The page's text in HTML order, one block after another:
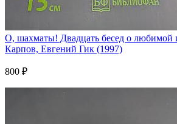
О, шахматы! Двадцать бесед о любимой
Карпов, Евгений Гик (1997)
800 ₽